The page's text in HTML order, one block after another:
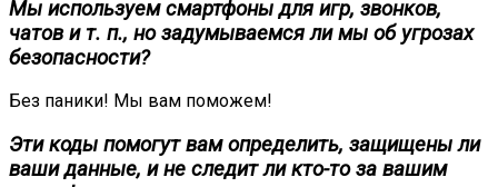
Мы используем смартфоны для игр, звонков,
чатов и т. п., но задумываемся ли мы об угрозах
безопасности?
Без паники! Мы вам поможем!
Эти коды помогут вам определить, защищены ли
ваши данные, и не следит ли кто-то за вашим